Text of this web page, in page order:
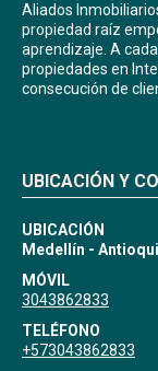
Aliados
propiedad raíz
aprendizaje. A
propiedades en
consecución de
UBICACIÓN Y
UBICACIÓN
Medellín -
MÓVIL
3043862833
TELÉFONO
+573043862833